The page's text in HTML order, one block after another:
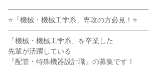
━━━━━━━━━━━━━━━━━━━━
⭐「機械・機械工学系」専攻の方必見！⭐
━━━━━━━━━━━━━━━━━━━━
「機械・機械工学系」を卒業した
先輩が活躍している
『配管・特殊機器設計職』の募集です！